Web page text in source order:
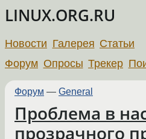
LINUX.ORG.RU
Новости Галерея Статьи
Форум Опросы Трекер
Форум — General
Проблема в
прозрачного